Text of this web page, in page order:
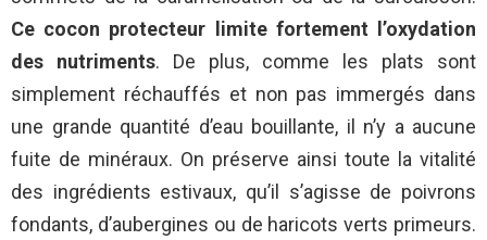
Ce cocon protecteur limite fortement l’oxydation
des nutriments. De plus, comme les plats sont
simplement réchauffés et non pas immergés dans
une grande quantité d’eau bouillante, il n’y a aucune
fuite de minéraux. On préserve ainsi toute la vitalité
des ingrédients estivaux, qu’il s’agisse de poivrons
fondants, d’aubergines ou de haricots verts primeurs.